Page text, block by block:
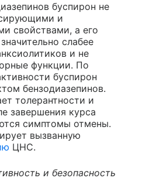
буспирон не
и
свойствами, а его
слабее
и не
функции. По
буспирон
бензодиазепинов.
толерантности и
завершения курса
симптомы отмены.
вызванную
ЦНС.
и безопасность